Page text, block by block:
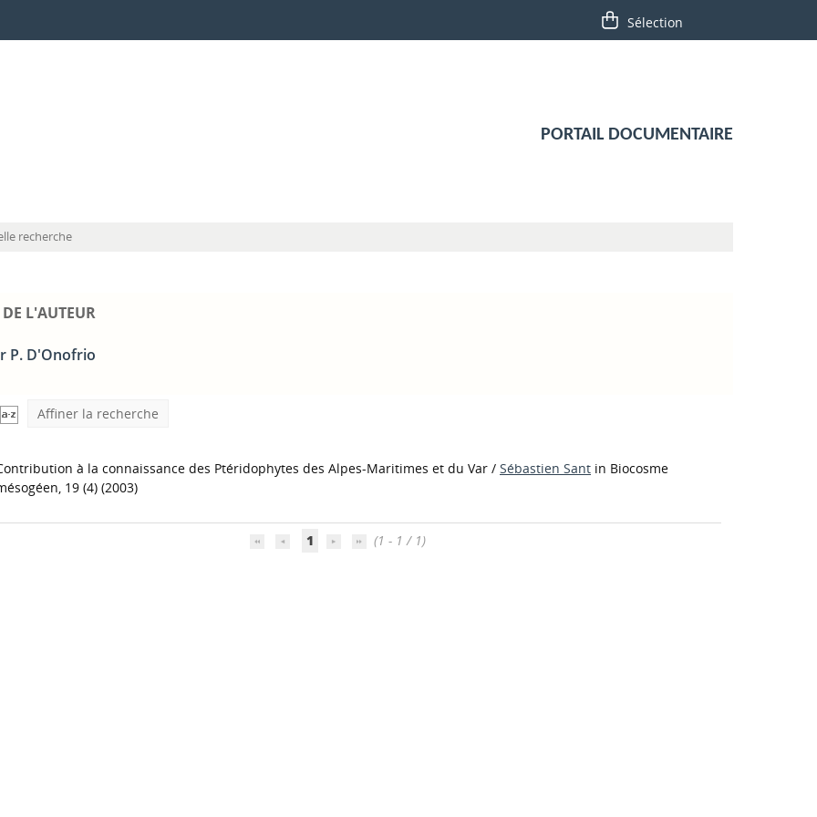
PORTAIL DOCUMENTAIRE
recherche
L'AUTEUR
P. D'Onofrio
Affiner la recherche
à la connaissance des Ptéridophytes des Alpes-Maritimes et du Var / Sébastien Sant in Biocosme
19 (4) (2003)
1 (1 - 1 / 1)